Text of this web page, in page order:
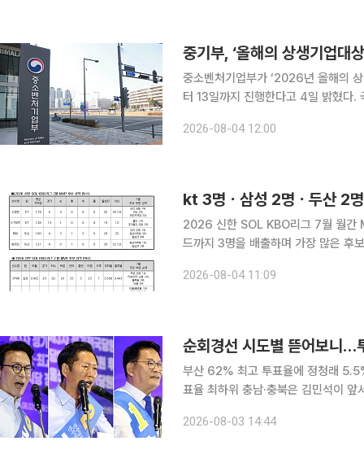
중기부, ‘올해의 상생기업대
중소벤처기업부가 ‘2026년 올해의
터 13일까지 진행한다고 4일 밝혔다. 국민투표 대상은 국민추천심사단 평가와 동반성장위원회 추
2026-08-04 12:00
kt 3명ㆍ삼성 2명ㆍ두산 2
2026 신한 SOL KBO리그 7월 월간
드까지 3명을 배출하며 가장 많은 후
명을 발표했다. 투수 부문에는 kt 위즈
2026-08-04 11:09
순회경선 시도별 뜯어보니…
부산 62% 최고 투표율에 정청래
표율 최하위 충남·충북은 김민석이 앞서
겹친 것으로 나타났다. 투표율 1위 부
2026-08-03 14:44